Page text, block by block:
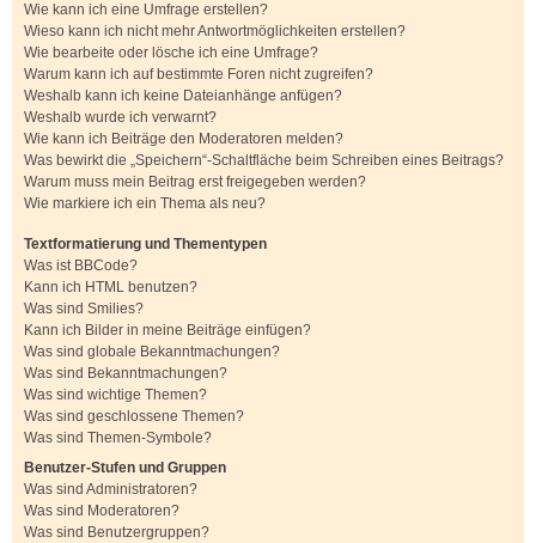
Wie kann ich eine Umfrage erstellen?
Wieso kann ich nicht mehr Antwortmöglichkeiten erstellen?
Wie bearbeite oder lösche ich eine Umfrage?
Warum kann ich auf bestimmte Foren nicht zugreifen?
Weshalb kann ich keine Dateianhänge anfügen?
Weshalb wurde ich verwarnt?
Wie kann ich Beiträge den Moderatoren melden?
Was bewirkt die „Speichern“-Schaltfläche beim Schreiben eines Beitrags?
Warum muss mein Beitrag erst freigegeben werden?
Wie markiere ich ein Thema als neu?
Textformatierung und Thementypen
Was ist BBCode?
Kann ich HTML benutzen?
Was sind Smilies?
Kann ich Bilder in meine Beiträge einfügen?
Was sind globale Bekanntmachungen?
Was sind Bekanntmachungen?
Was sind wichtige Themen?
Was sind geschlossene Themen?
Was sind Themen-Symbole?
Benutzer-Stufen und Gruppen
Was sind Administratoren?
Was sind Moderatoren?
Was sind Benutzergruppen?